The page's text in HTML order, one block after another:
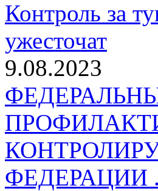
Контроль за
ужесточат
9.08.2023
ФЕДЕРАЦИИ .